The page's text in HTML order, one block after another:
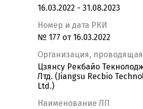
16.03.2022 - 31.08.2023
Номер и дата РКИ
№ 177 от 16.03.2022
Организация,
Цзянсу Рекбайо
Лтд. (Jiangsu Recbio
Ltd.)
Наименование ЛП